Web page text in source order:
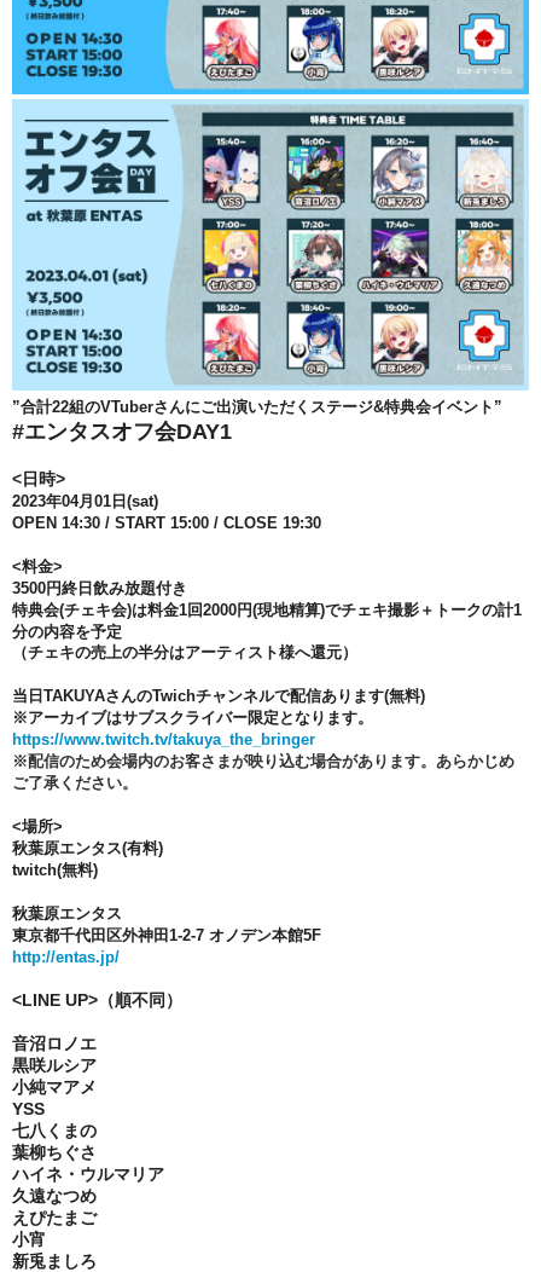
”合計22組のVTuberさんにご出演いただくステージ&特典会イベント”
#エンタスオフ会DAY1
<日時>
2023年04月01日(sat)
OPEN 14:30 / START 15:00 / CLOSE 19:30
<料金>
3500円終日飲み放題付き
特典会(チェキ会)は料金1回2000円(現地精算)でチェキ撮影＋トークの計1
分の内容を予定
（チェキの売上の半分はアーティスト様へ還元）
当日TAKUYAさんのTwichチャンネルで配信あります(無料)
※アーカイブはサブスクライバー限定となります。
https://www.twitch.tv/takuya_the_bringer
※配信のため会場内のお客さまが映り込む場合があります。あらかじめ
ご了承ください。
<場所>
秋葉原エンタス(有料)
twitch(無料)
秋葉原エンタス
東京都千代田区外神田1-2-7 オノデン本館5F
http://entas.jp/
<LINE UP>（順不同）
音沼ロノエ
黒咲ルシア
小純マアメ
YSS
七八くまの
葉柳ちぐさ
ハイネ・ウルマリア
久遠なつめ
えぴたまご
小宵
新兎ましろ